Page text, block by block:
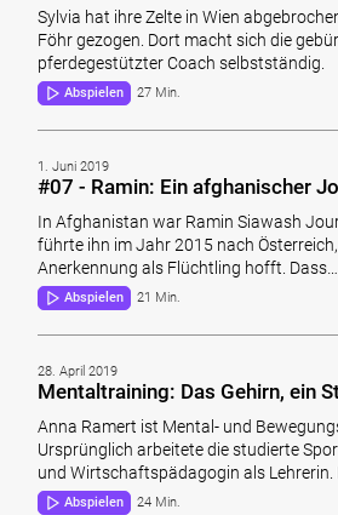
Sylvia hat ihre Zelte in Wien
Föhr gezogen. Dort macht sich die
pferdegestützter Coach selbstständig.
Abspielen 27 Min.
1. Juni 2019
#07 - Ramin: Ein afghanischer
In Afghanistan war Ramin Siawash
führte ihn im Jahr 2015 nach
Anerkennung als Flüchtling hofft. Dass…
Abspielen 21 Min.
28. April 2019
Mentaltraining: Das Gehirn, ein
Anna Ramert ist Mental- und
Ursprünglich arbeitete die studierte
und Wirtschaftspädagogin als Lehrerin.
Abspielen 24 Min.